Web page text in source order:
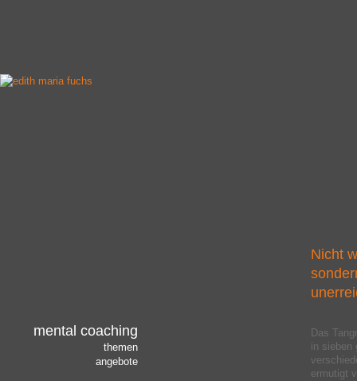
mental coaching
themen
angebote
Nicht
Das
in sieben
ermutigt